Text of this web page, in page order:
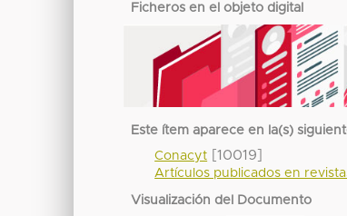
Ficheros en el objeto digital
Este ítem aparece en la(s)
Conacyt [10019]
Artículos publicados en
Visualización del Documento